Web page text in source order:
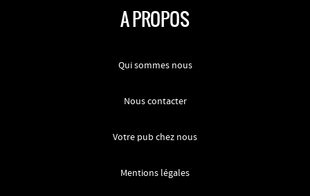
A PROPOS
Qui sommes nous
Nous contacter
Votre pub chez nous
Mentions légales